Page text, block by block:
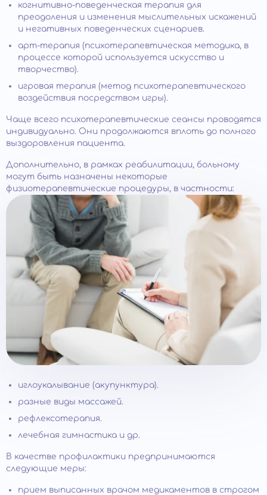
когнитивно-поведенческая терапия для
преодоления и изменения мыслительных искажений
и негативных поведенческих сценариев.
арт-терапия (психотерапевтическая методика, в
процессе которой используется искусство и
творчество).
игровая терапия (метод психотерапевтического
воздействия посредством игры).
Чаще всего психотерапевтические сеансы проводятся
индивидуально. Они продолжаются вплоть до полного
выздоровления пациента.
Дополнительно, в рамках реабилитации, больному
могут быть назначены некоторые
физиотерапевтические процедуры, в частности:
иглоукалывание (акупунктура).
разные виды массажей.
рефлексотерапия.
лечебная гимнастика и др.
В качестве профилактики предпринимаются
следующие меры:
прием выписанных врачом медикаментов в строгом